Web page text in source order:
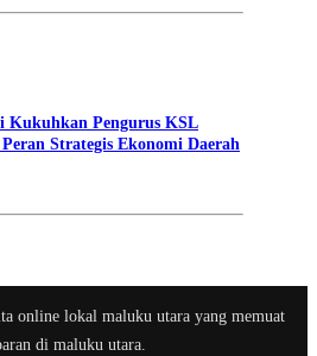
Kukuhkan Pengurus KSL
Strategis Ekonomi Daerah
online lokal maluku utara yang memuat
di maluku utara.